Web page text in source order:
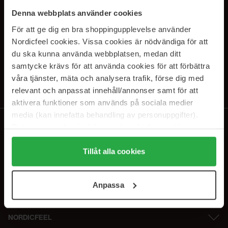
Denna webbplats använder cookies
För att ge dig en bra shoppingupplevelse använder
Nordicfeel cookies. Vissa cookies är nödvändiga för att
du ska kunna använda webbplatsen, medan ditt
samtycke krävs för att använda cookies för att förbättra
våra tjänster, mäta och analysera trafik, förse dig med
relevant och anpassat innehåll/annonser samt för att
aktivera funktioner som används på sociala medier
media (kan innefatta behandling av personuppgifter).
Genom att trycka på "Tillåt alla cookies" accepterar du
alla cookies, medan du under "Detaljer" kan anpassa
användningen av cookies. Du kan när som helst återkalla
samt vår Integritetspolicy.
Tillåt alla cookies
Anpassa
SUBSCRIBE TO OUR
NEWSLETTER
E-postadresse
Ved å abonnere godtar du vårpersonvernerklæring. Du kan melde deg
NORDICFEEL